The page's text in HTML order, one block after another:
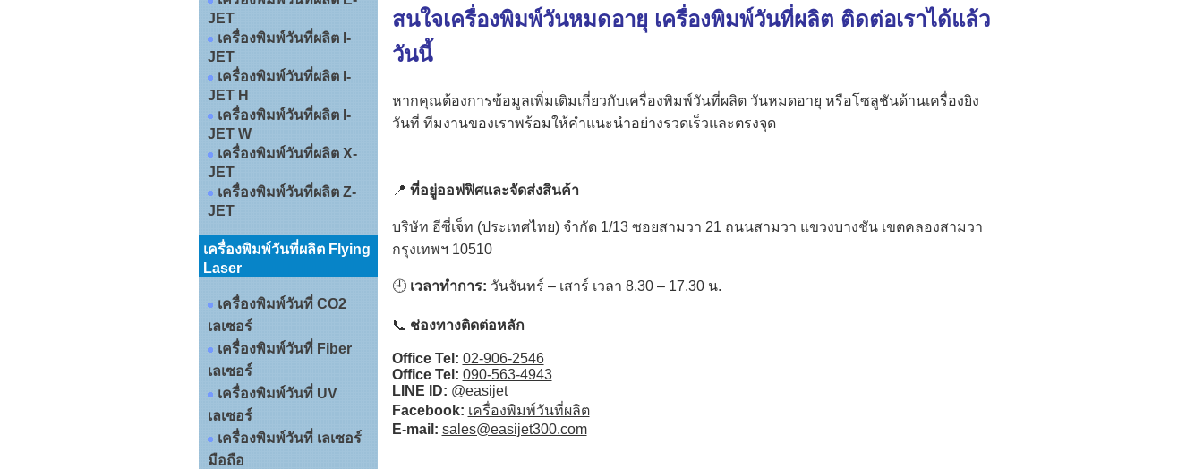
JET
เครื่องพิมพ์วันที่ผลิต I-
JET
เครื่องพิมพ์วันที่ผลิต I-
JET H
เครื่องพิมพ์วันที่ผลิต I-
JET W
เครื่องพิมพ์วันที่ผลิต X-
JET
เครื่องพิมพ์วันที่ผลิต Z-
JET
เครื่องพิมพ์วันที่ผลิต Flying
Laser
เครื่องพิมพ์วันที่ CO2
เลเซอร์
เครื่องพิมพ์วันที่ Fiber
เลเซอร์
เครื่องพิมพ์วันที่ UV
เลเซอร์
เครื่องพิมพ์วันที่ เลเซอร์
มือถือ
สนใจเครื่องพิมพ์วันหมดอายุ เครื่องพิมพ์วันที่ผลิต ติดต่อเราได้แล้ว
วันนี้
หากคุณต้องการข้อมูลเพิ่มเติมเกี่ยวกับเครื่องพิมพ์วันที่ผลิต วันหมดอายุ หรือโซลูชันด้านเครื่องยิง
วันที่ ทีมงานของเราพร้อมให้คำแนะนำอย่างรวดเร็วและตรงจุด
📍 ที่อยู่ออฟฟิศและจัดส่งสินค้า
บริษัท อีซี่เจ็ท (ประเทศไทย) จำกัด 1/13 ซอยสามวา 21 ถนนสามวา แขวงบางชัน เขตคลองสามวา
กรุงเทพฯ 10510
🕘 เวลาทำการ: วันจันทร์ – เสาร์ เวลา 8.30 – 17.30 น.
📞 ช่องทางติดต่อหลัก
Office Tel: 02-906-2546
Office Tel: 090-563-4943
LINE ID: @easijet
Facebook: เครื่องพิมพ์วันที่ผลิต
E-mail: sales@easijet300.com